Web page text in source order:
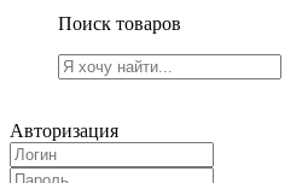
Поиск товаров
Авторизация